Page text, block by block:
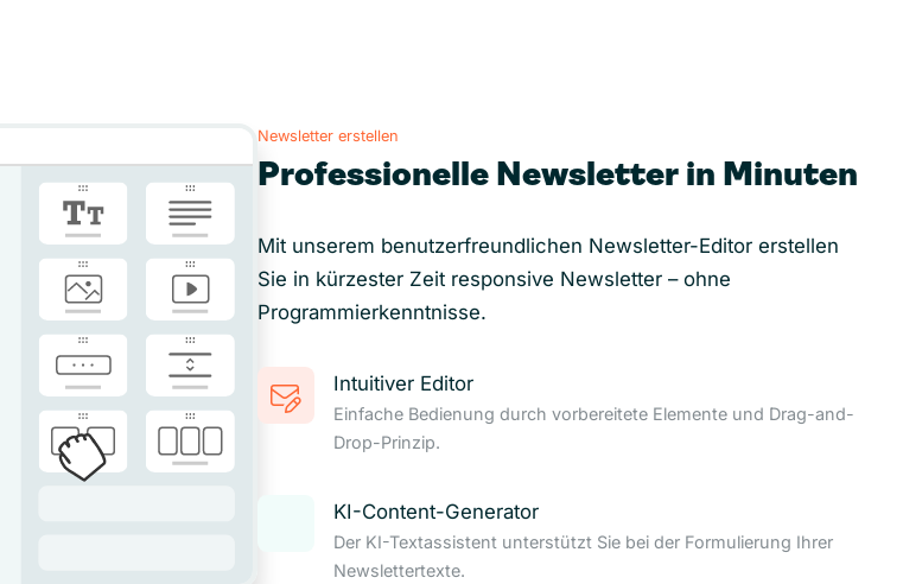
Newsletter erstellen
Professionelle Newsletter in Minuten
Mit unserem benutzerfreundlichen Newsletter-Editor erstellen
Sie in kürzester Zeit responsive Newsletter – ohne
Programmierkenntnisse.
Intuitiver Editor
Einfache Bedienung durch vorbereitete Elemente und Drag-and-
Drop-Prinzip.
KI-Content-Generator
Der KI-Textassistent unterstützt Sie bei der Formulierung Ihrer
Newslettertexte.